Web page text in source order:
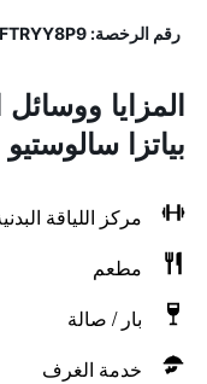
رقم الرخصة: IT058091A1FTRYY8P9
المزايا
بياتزا سالوستيو
مركز اللياقة
مطعم
بار / صالة
خدمة الغرف